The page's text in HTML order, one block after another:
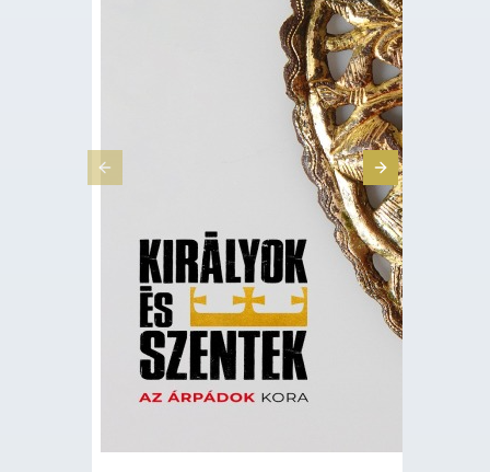
Previous Slide Next Slide